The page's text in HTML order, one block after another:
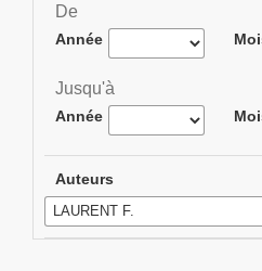
De
Année
Jusqu'à
Année
Auteurs